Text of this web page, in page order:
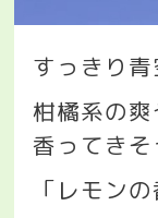
すっきり青
柑橘系の
香ってきそ
「レモン